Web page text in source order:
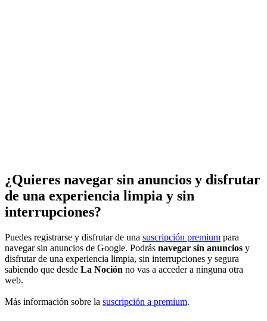
¿Quieres navegar sin anuncios y disfrutar
de una experiencia limpia y sin
interrupciones?
Puedes registrarse y disfrutar de una suscripción premium para
navegar sin anuncios de Google. Podrás navegar sin anuncios y
disfrutar de una experiencia limpia, sin interrupciones y segura
sabiendo que desde La Noción no vas a acceder a ninguna otra
web.
Más información sobre la suscripción a premium.